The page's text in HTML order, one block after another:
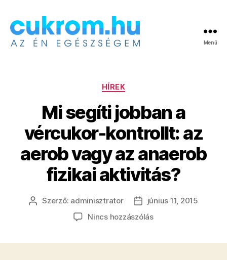
Menü
Kategóriák
HÍREK
Mi segíti jobban a
vércukor-kontrollt: az
aerob vagy az anaerob
fizikai aktivitás?
Bejegyzés
Szerző: adminisztrator
Bejegyzés
dátuma
június 11, 2015
Nincs hozzászólása(z)